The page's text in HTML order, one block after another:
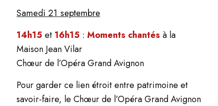
Samedi 21 septembre
14h15 et 16h15 : Moments chantés à la
Maison Jean Vilar
Chœur de l’Opéra Grand Avignon
Pour garder ce lien étroit entre patrimoine et
savoir-faire, le Chœur de l’Opéra Grand Avignon